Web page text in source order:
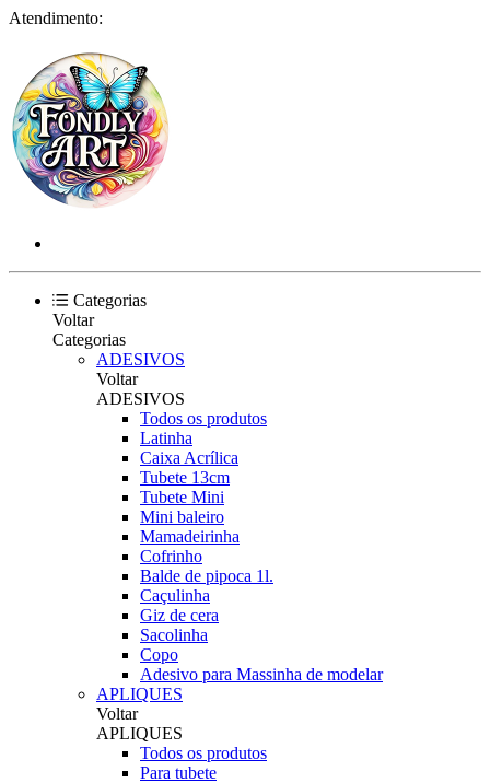
Atendimento:
Categorias
Voltar
Categorias
ADESIVOS
Voltar
ADESIVOS
Todos os produtos
Latinha
Caixa Acrílica
Tubete 13cm
Tubete Mini
Mini baleiro
Mamadeirinha
Cofrinho
Balde de pipoca 1l.
Caçulinha
Giz de cera
Sacolinha
Copo
Adesivo para Massinha de modelar
APLIQUES
Voltar
APLIQUES
Todos os produtos
Para tubete